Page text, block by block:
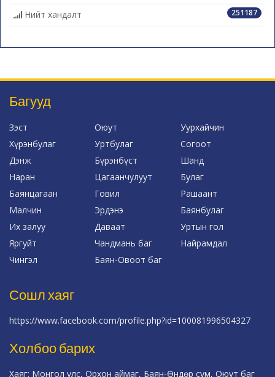
251187
Нийт хандалт
Багууд
Зэст Оюут
Уурхайчин
Хүрэнбулаг
Уртбулаг
Согоот
Дэнж
Бүрэнбүст
Шанд
Наран
Цагаанчулуут
Булаг
Баянцагаан
Говил
Рашаант
Малчин
Эрдэнэ
Баянбулаг
Их залуу
Даваат
Уртын гол
Яргуйт
Чандмань баг
Найрамдал
Чингэл
Баян-Овоот баг
Сошл хаяг
https://www.facebook.com/profile.php?id=100081996504327
Холбоо барих
Хаяг: Монгол улс, Орхон аймаг, Баян-Өндөр сум, Оюут баг